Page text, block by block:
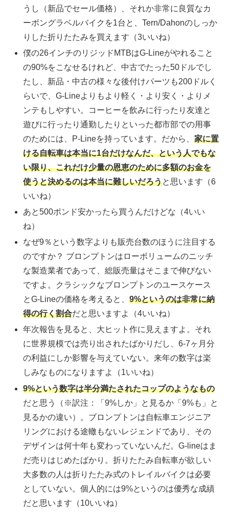
うし（新品でセール価格）、それか非常に良質なカ
ーボングラベルバイクを1台と、Tern/Dahonのしっか
りした折りたたみを買えます（3いいね）
僕の26インチのリジッドMTBはG-Lineがやれること
の90%をこなせるけれど、中古でたった50ドルでし
たし、新品・中古の様々な後付けパーツも200ドルく
らいで、G-Lineよりもより軽く・より安く・よりメ
ンテもしやすい。コーヒーを飲みに行ったり友達と
遊びに行ったり通勤したりといった都市部での用事
のためには、P-Lineを持っています。だから、家に置
ける自転車は本当に1台だけなんだ、という人でもな
い限り、これだけ少量の恩恵のために多額のお金を
使うと決めるのは本当に難しいだろうと思います（6
いいね）
あと500ポンド安かったら買うんだけどな（4いい
ね）
なぜ9％という数字よりも販売台数のほうに注目する
のですか？ ブロンプトンはローボリュームのニッチ
な製造業者であって、総販売量はそこまで伸びない
ですよ。クラシックなブロンプトンのユースケース
とG-Lineの価格を考えると、9%というのは非常に納
得の行く割合だと思いますよ（4いいね）
年次報告を見ると、大ヒット作に見えますよ。それ
に世界規模では売り出されたばかりだし、6-7ヶ月分
の利益にしか影響を与えていない。来年の数字は楽
しみなものになりますよ（1いいね）
9%という数字は半分満たされたコップのようなもの
だと思う（※訳注：「9%しか」と見るか「9%も」と
見るかの違い）。ブロンプトンは自転車エンジニア
リングにおける途轍もないレジェンドであり、その
デザインは何十年も変わっていないんだ。G-lineはま
だ売りはじめたばかり。折りたたみ自転車が欲しい
大多数の人は折りたたみ式のトレイルバイクは必要
としていない。個人的には9%というのは優秀な成績
だと思います（10いいね）